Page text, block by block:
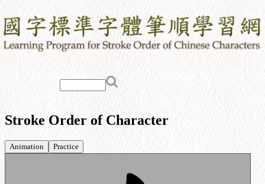
Stroke Order of Character
Animation Practice